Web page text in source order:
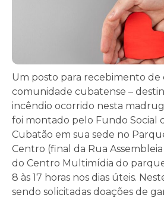
Um posto para recebimento de
comunidade cubatense –
incêndio ocorrido nesta
foi montado pelo Fundo Social
Cubatão em sua sede no
Centro (final da Rua
do Centro Multimídia do
8 às 17 horas nos dias úteis.
sendo solicitadas doações de